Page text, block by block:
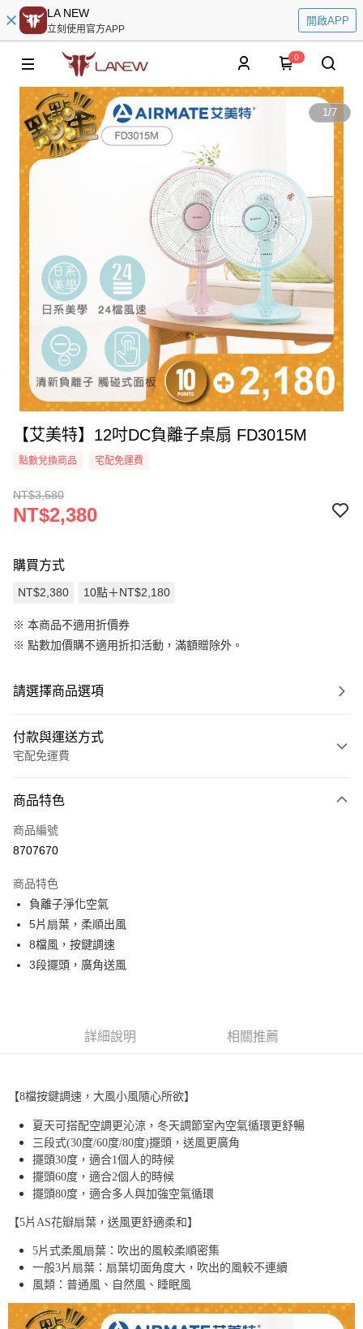
LA NEW
立刻使用官方APP
開啟APP
0
1/7
【艾美特】12吋DC負離子桌扇 FD3015M
點數兌換商品 宅配免運費
NT$3,580
NT$2,380
購買方式
NT$2,380 10點＋NT$2,180
※ 本商品不適用折價券
※ 點數加價購不適用折扣活動，滿額贈除外。
請選擇商品選項
付款與運送方式
宅配免運費
信用卡一次付款
LINE Pay
悠遊付
Google Pay
全盈+PAY
免運費
商品特色
商品編號
8707670
商品特色
負離子淨化空氣
5片扇葉，柔順出風
8檔風，按鍵調速
3段擺頭，廣角送風
詳細說明 相關推薦
【8檔按鍵調速，大風小風隨心所欲】
夏天可搭配空調更沁涼，冬天調節室內空氣循環更舒暢
三段式(30度/60度/80度)擺頭，送風更廣角
擺頭30度，適合1個人的時候
擺頭60度，適合2個人的時候
擺頭80度，適合多人與加強空氣循環
【5片AS花瓣扇葉，送風更舒適柔和】
5片式柔風扇葉：吹出的風較柔順密集
一般3片扇葉：扇葉切面角度大，吹出的風較不連續
風類：普通風、自然風、睡眠風